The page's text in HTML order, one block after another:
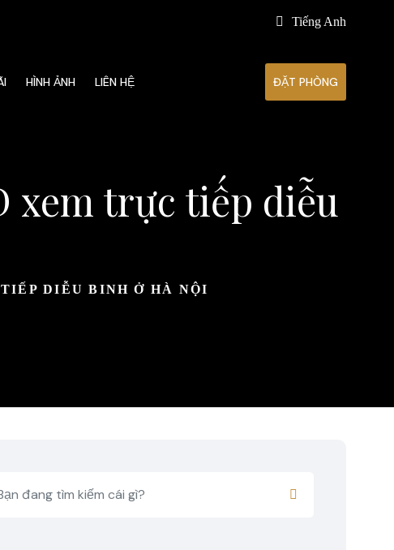
Tiếng Anh
HÌNH ẢNH LIÊN HỆ ĐẶT PHÒNG
xem trực tiếp diễu
DIỄU BINH Ở HÀ NỘI